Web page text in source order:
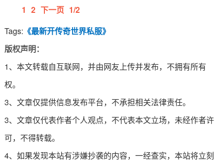
1 2 下一页 1/2
Tags: 《最新开传奇世界私服》
版权声明：
1、本文转载自互联网，并由网友上传并发布，不拥有所有
权。
3、文章仅提供信息发布平台，不承担相关法律责任。
3、文章仅代表作者个人观点，不代表本文立场，未经作者许
可，不得转载。
4、如果发现本站有涉嫌抄袭的内容，一经查实，本站将立刻